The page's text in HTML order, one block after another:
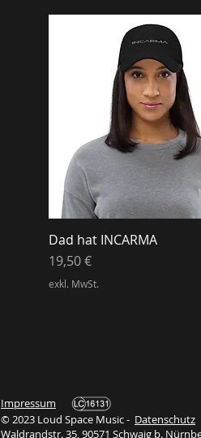
Dad hat INCARMA
Preis
19,50 €
exkl. MwSt.
Impressum
© 2023 Loud Space Music - Datenschutz
Waldrandstr. 35, 90571 Schwaig b.